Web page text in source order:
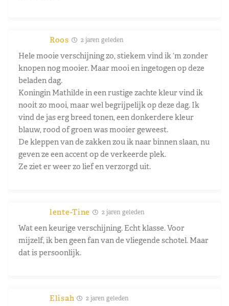
Roos 2 jaren geleden
Hele mooie verschijning zo, stiekem vind ik ‘m zonder
knopen nog mooier. Maar mooi en ingetogen op deze
beladen dag.
Koningin Mathilde in een rustige zachte kleur vind ik
nooit zo mooi, maar wel begrijpelijk op deze dag. Ik
vind de jas erg breed tonen, een donkerdere kleur
blauw, rood of groen was mooier geweest.
De kleppen van de zakken zou ik naar binnen slaan, nu
geven ze een accent op de verkeerde plek.
Ze ziet er weer zo lief en verzorgd uit.
lente-Tine 2 jaren geleden
Wat een keurige verschijning. Echt klasse. Voor
mijzelf, ik ben geen fan van de vliegende schotel. Maar
dat is persoonlijk.
Elisah 2 jaren geleden